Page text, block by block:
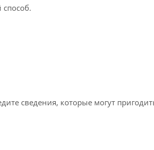
сведения, которые могут